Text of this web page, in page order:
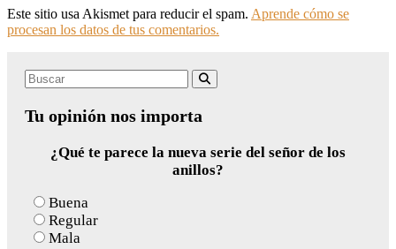
Este sitio usa Akismet para reducir el spam. Aprende cómo se
procesan los datos de tus comentarios.
Search
Tu opinión nos importa
¿Qué te parece la nueva serie del señor de los
anillos?
Buena
Regular
Mala